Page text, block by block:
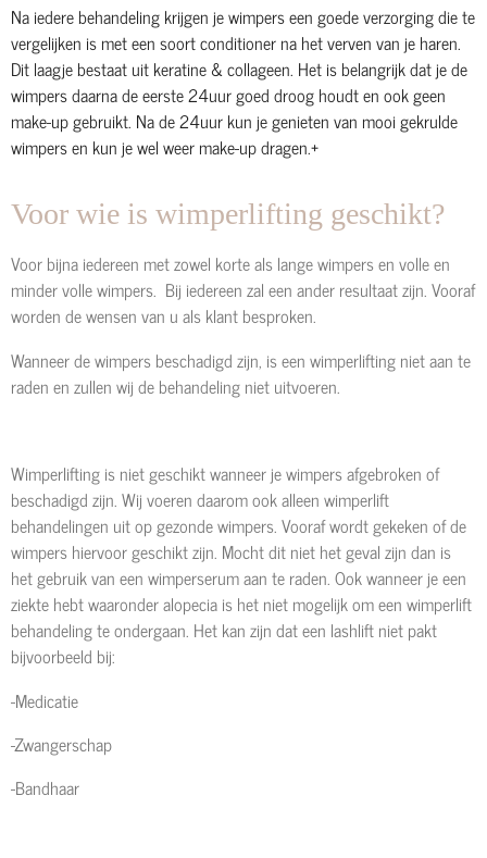
Na iedere behandeling krijgen je wimpers een goede verzorging die te
vergelijken is met een soort conditioner na het verven van je haren.
Dit laagje bestaat uit keratine & collageen. Het is belangrijk dat je de
wimpers daarna de eerste 24uur goed droog houdt en ook geen
make-up gebruikt. Na de 24uur kun je genieten van mooi gekrulde
wimpers en kun je wel weer make-up dragen.+
Voor wie is wimperlifting geschikt?
Voor bijna iedereen met zowel korte als lange wimpers en volle en
minder volle wimpers. Bij iedereen zal een ander resultaat zijn. Vooraf
worden de wensen van u als klant besproken.
Wanneer de wimpers beschadigd zijn, is een wimperlifting niet aan te
raden en zullen wij de behandeling niet uitvoeren.
Wimperlifting is niet geschikt wanneer je wimpers afgebroken of
beschadigd zijn. Wij voeren daarom ook alleen wimperlift
behandelingen uit op gezonde wimpers. Vooraf wordt gekeken of de
wimpers hiervoor geschikt zijn. Mocht dit niet het geval zijn dan is
het gebruik van een wimperserum aan te raden. Ook wanneer je een
ziekte hebt waaronder alopecia is het niet mogelijk om een wimperlift
behandeling te ondergaan. Het kan zijn dat een lashlift niet pakt
bijvoorbeeld bij:
-Medicatie
-Zwangerschap
-Bandhaar